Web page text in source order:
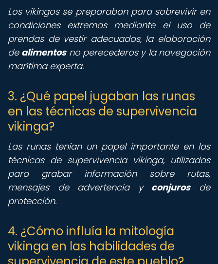
Los vikingos se preparaban para sobrevivir en
condiciones extremas mediante el uso de
prendas de vestir adecuadas, la elaboración
de alimentosno perecederos y la navegación
marítima experta.
3. ¿Qué papel jugaban las runas
en las técnicas de supervivencia
vikinga?
Las runas tenían un papel importante en las
técnicas de supervivencia vikinga, utilizadas
para grabar información sobre rutas,
mensajes de advertencia y conjurosde
protección.
4. ¿Cómo influía la mitología
vikinga en las habilidades de